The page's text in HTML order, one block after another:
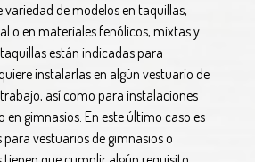
variedad de modelos en taquillas,
o en materiales fenólicos, mixtas y
están indicadas para
instalarlas en algún vestuario de
así como para instalaciones
en gimnasios. En este último caso es
vestuarios de gimnasios o